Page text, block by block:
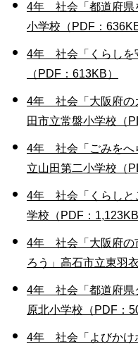
4年 社会「都道府県
小学校（PDF：636KB
4年 社会「くらしを
（PDF：613KB）
4年 社会「大阪府の
田市立常盤小学校（
4年 社会「ごみをへ
立山田第二小学校（
4年 社会「くらしと
学校（PDF：1,123KB
4年 社会「大阪府の
ろう」高石市立東羽
4年 社会「都道府県
原北小学校（PDF：
4年 社会「よびかけ